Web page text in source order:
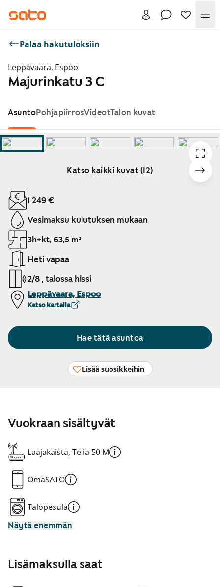
Palaa hakutuloksiin
Leppävaara, Espoo
Majurinkatu 3 C
AsuntoPohjapiirrosVideotTalon kuvat
Katso kaikki kuvat (12)
Näytetään dia 1 / 12
1 249 €
Vesimaksu kulutuksen mukaan
3h+kt, 63,5 m²
Heti vapaa
2/8 , talossa hissi
Leppävaara, Espoo
Katso kartalla
Hae tätä asuntoa
Lisää suosikkeihin
Vuokraan sisältyvät
Laajakaista, Telia 50 M
OmaSATO
Talopesula
Näytä enemmän
Lisämaksulla saat